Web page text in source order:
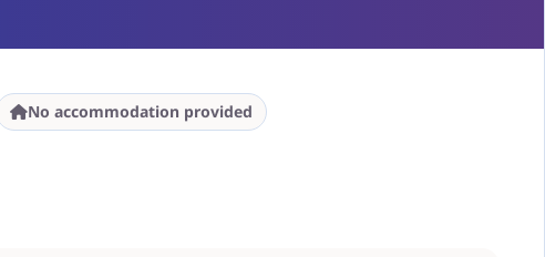
No accommodation provided